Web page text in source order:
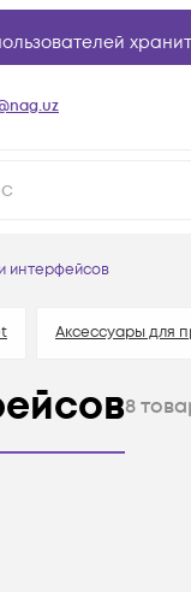
интерфейсов
Аксессуары для
8